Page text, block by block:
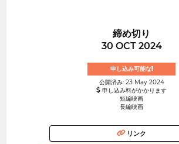
締め切り
30 OCT 2024
申し込み可能な!
公開済み: 23 May 2024
申し込み料がかかります
短編映画
長編映画
リンク